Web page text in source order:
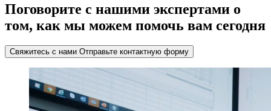
Поговорите с нашими экспертами о
том, как мы можем помочь вам сегодня
Свяжитесь с нами Отправьте контактную форму